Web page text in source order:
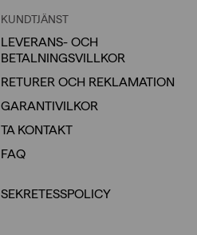
KUNDTJÄNST
LEVERANS- OCH
BETALNINGSVILLKOR
RETURER OCH REKLAMATION
GARANTIVILKOR
TA KONTAKT
FAQ
SEKRETESSPOLICY